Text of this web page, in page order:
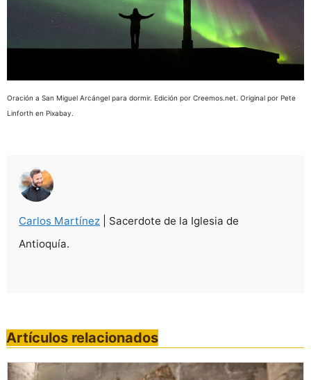
Oración a San Miguel Arcángel para dormir. Edición por Creemos.net. Original por Pete
Linforth en Pixabay.
Carlos Martínez | Sacerdote de la Iglesia de
Antioquía.
Artículos relacionados